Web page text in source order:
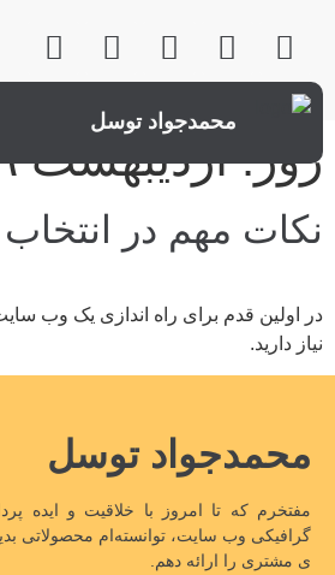
محمدجواد توسل
روز:اردیبهشت ۹, ۱۴۰۱
نکات مهم در انتخاب
در اولین قدم برای راه اندازی یک وب
نیاز دارید.
محمدجواد توسل
مفتخرم که تا امروز با خلاقیت و ایده
گرافیکی وب سایت، توانسته‌ام محصولاتی
ی مشتری را ارائه دهم.